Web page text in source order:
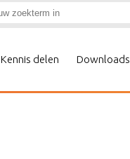
Kennis delen Downloads